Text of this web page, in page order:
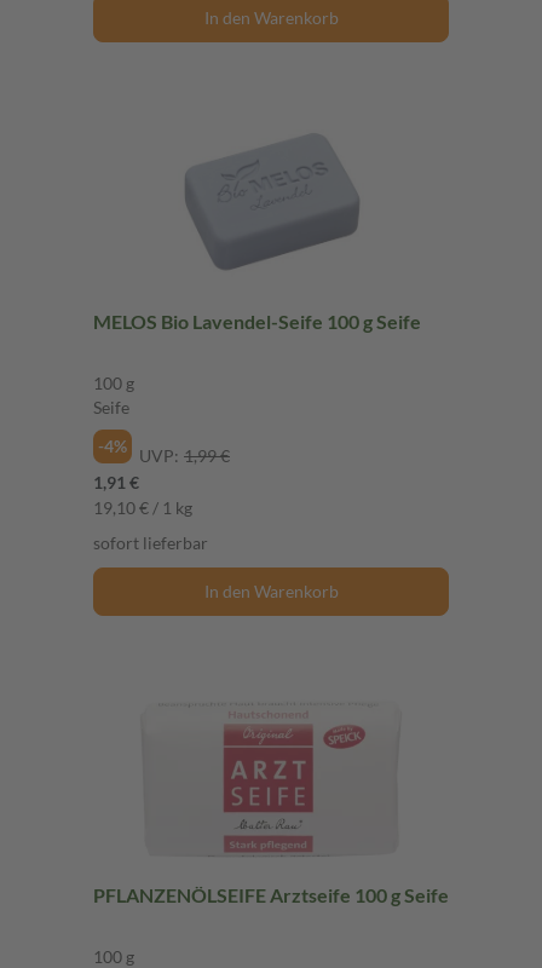
In den Warenkorb
MELOS Bio Lavendel-Seife 100 g Seife
100 g
Seife
-4%
UVP: 1,99 €
1,91 €
19,10 € / 1 kg
sofort lieferbar
In den Warenkorb
PFLANZENÖLSEIFE Arztseife 100 g Seife
100 g